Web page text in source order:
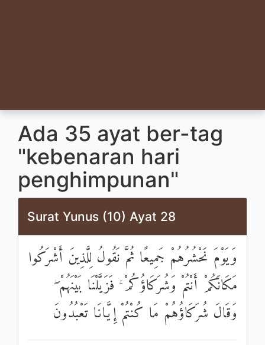
Ada 35 ayat ber-tag
"kebenaran hari
penghimpunan"
Surat Yunus (10) Ayat 28
وَيَوْمَ نَحْشُرُهُمْ جَمِيعًا ثُمَّ نَقُولُ لِلَّذِينَ أَشْرَكُوا
مَكَانَكُمْ أَنْتُمْ وَشُرَكَاؤُكُمْ ۚ فَزَيَّلْنَا بَيْنَهُمْ ۖ
وَقَالَ شُرَكَاؤُهُمْ مَا كُنْتُمْ إِيَّانَا تَعْبُدُونَ